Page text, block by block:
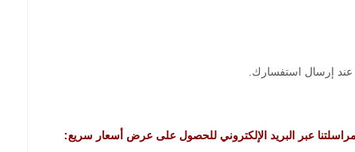
عبر البريد الإلكتروني للحصول على عرض أسعار سريع: